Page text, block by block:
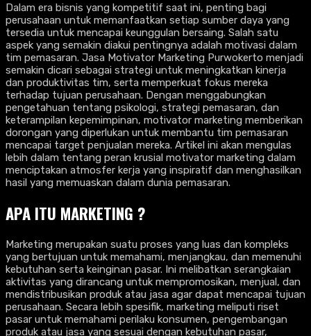
Dalam era bisnis yang kompetitif saat ini, penting bagi
perusahaan untuk memanfaatkan setiap sumber daya yang
tersedia untuk mencapai keunggulan bersaing. Salah satu
aspek yang semakin diakui pentingnya adalah motivasi dalam
tim pemasaran. Jasa Motivator Marketing Purwokerto menjadi
semakin dicari sebagai strategi untuk meningkatkan kinerja
dan produktivitas tim, serta memperkuat fokus mereka
terhadap tujuan perusahaan. Dengan menggabungkan
pengetahuan tentang psikologi, strategi pemasaran, dan
keterampilan kepemimpinan, motivator marketing memberikan
dorongan yang diperlukan untuk membantu tim pemasaran
mencapai target penjualan mereka. Artikel ini akan mengulas
lebih dalam tentang peran krusial motivator marketing dalam
menciptakan atmosfer kerja yang inspiratif dan menghasilkan
hasil yang memuaskan dalam dunia pemasaran.
APA ITU MARKETING ?
Marketing merupakan suatu proses yang luas dan kompleks
yang bertujuan untuk memahami, menjangkau, dan memenuhi
kebutuhan serta keinginan pasar. Ini melibatkan serangkaian
aktivitas yang dirancang untuk mempromosikan, menjual, dan
mendistribusikan produk atau jasa agar dapat mencapai tujuan
perusahaan. Secara lebih spesifik, marketing meliputi riset
pasar untuk memahami perilaku konsumen, pengembangan
produk atau jasa yang sesuai dengan kebutuhan pasar,